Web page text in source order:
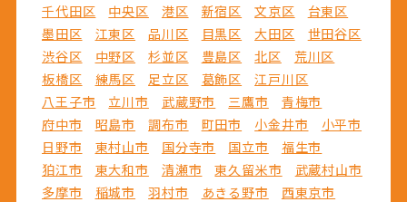
千代田区 中央区 港区 新宿区 文京区
台東区
墨田区
江東区 品川区 目黒区 大田区
世田谷区
渋谷区
中野区 杉並区 豊島区 北区
荒川区
板橋区
練馬区 足立区 葛飾区
江戸川区
八王子市
立川市 武蔵野市 三鷹市
青梅市
府中市
昭島市 調布市 町田市 小金井市
小平市
日野市
東村山市 国分寺市 国立市
福生市
狛江市
東大和市 清瀬市 東久留米市
武蔵村山市
多摩市
稲城市 羽村市 あきる野市 西東京市